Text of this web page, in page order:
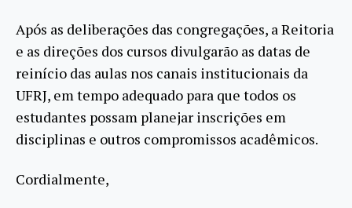
Após as deliberações das congregações, a Reitoria
e as direções dos cursos divulgarão as datas de
reinício das aulas nos canais institucionais da
UFRJ, em tempo adequado para que todos os
estudantes possam planejar inscrições em
disciplinas e outros compromissos acadêmicos.
Cordialmente,